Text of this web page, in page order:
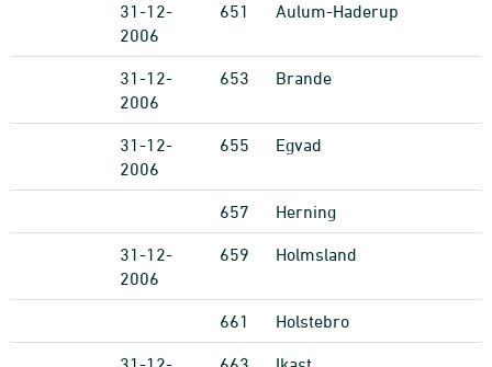
31-12-
2006
651 Aulum-Haderup
31-12-
2006
653 Brande
31-12-
2006
655 Egvad
657 Herning
31-12-
2006
659 Holmsland
661 Holstebro